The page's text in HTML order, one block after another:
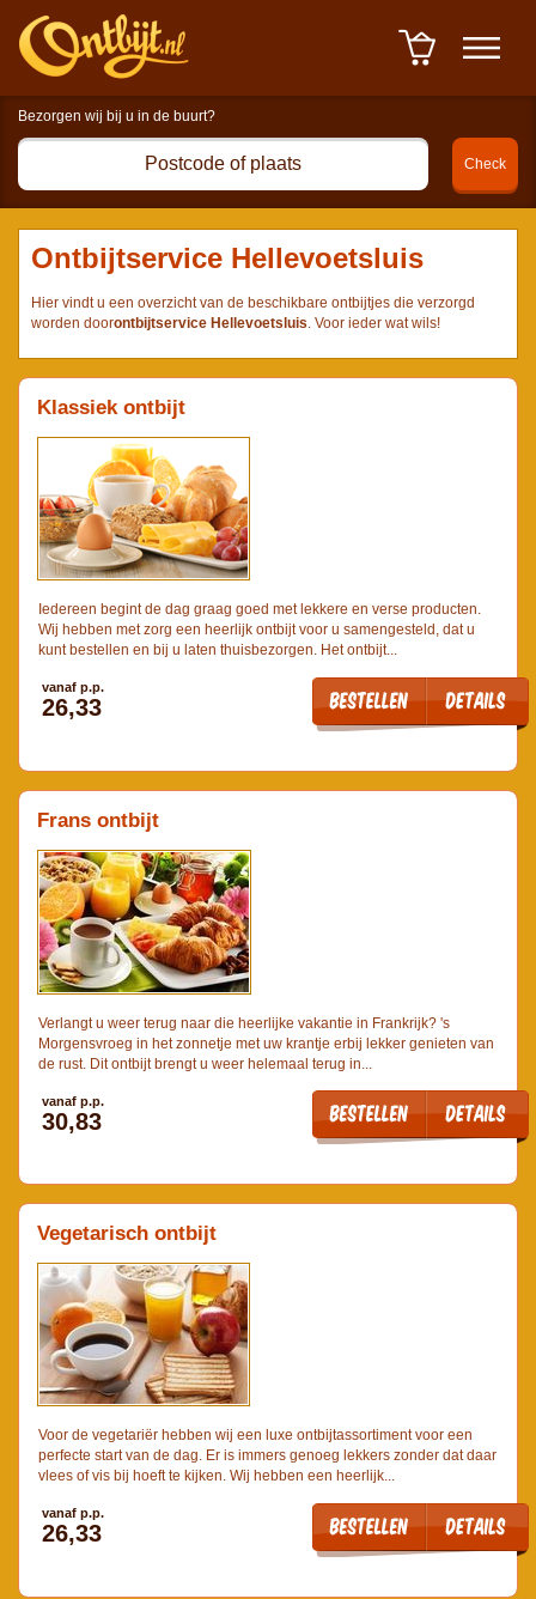
Ontbijtservice Hellevoetsluis
Hier vindt u een overzicht van de beschikbare ontbijtjes die verzorgd
worden doorontbijtservice Hellevoetsluis. Voor ieder wat wils!
Klassiek ontbijt
Iedereen begint de dag graag goed met lekkere en verse producten.
Wij hebben met zorg een heerlijk ontbijt voor u samengesteld, dat u
kunt bestellen en bij u laten thuisbezorgen. Het ontbijt...
vanaf p.p.
26,33
Frans ontbijt
Verlangt u weer terug naar die heerlijke vakantie in Frankrijk? 's
Morgensvroeg in het zonnetje met uw krantje erbij lekker genieten van
de rust. Dit ontbijt brengt u weer helemaal terug in...
vanaf p.p.
30,83
Vegetarisch ontbijt
Voor de vegetariër hebben wij een luxe ontbijtassortiment voor een
perfecte start van de dag. Er is immers genoeg lekkers zonder dat daar
vlees of vis bij hoeft te kijken. Wij hebben een heerlijk...
vanaf p.p.
26,33